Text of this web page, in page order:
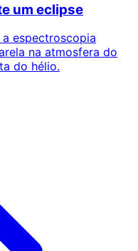
um eclipse
espectroscopia
na atmosfera do
do hélio.